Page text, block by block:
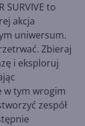
SURVIVE to
akcja
uniwersum.
Zbieraj
i eksploruj
w tym wrogim
zespół